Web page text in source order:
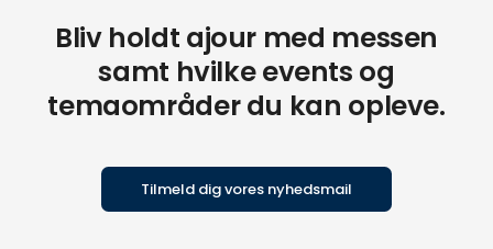
Bliv holdt ajour med messen
samt hvilke events og
temaområder du kan opleve.
Tilmeld dig vores nyhedsmail